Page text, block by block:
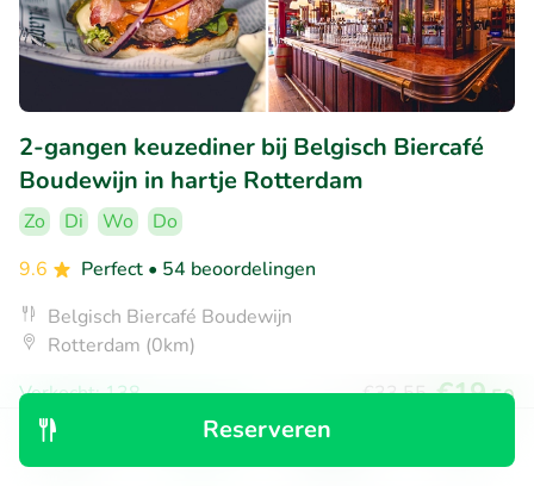
Reserveren
2-gangen keuzediner bij Belgisch Biercafé
Boudewijn in hartje Rotterdam
Zo Di Wo
Do
9.6
Perfect • 54 beoordelingen
Belgisch Biercafé Boudewijn
Rotterdam (0km)
Verkocht: 138
€33,55 €19,50